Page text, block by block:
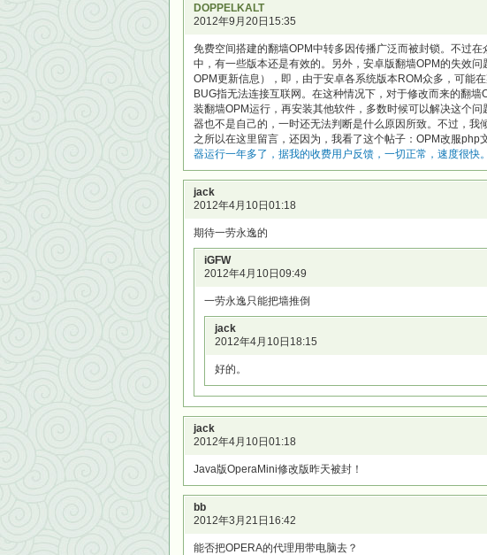
DOPPELKALT
2012年9月20日15:35
免费空间搭建的翻墙OPM中转多因传播广泛而被封锁。不过
中，有一些版本还是有效的。另外，安卓版翻墙OPM的失效
OPM更新信息），即，由于安卓各系统版本ROM众多，可能
BUG指无法连接互联网。在这种情况下，对于修改而来的翻
装翻墙OPM运行，再安装其他软件，多数时候可以解决这个
器也不是自己的，一时还无法判断是什么原因所致。不过，我
之所以在这里留言，还因为，我看了这个帖子：OPM改服php
器运行一年多了，据我的收费用户反馈，一切正常，速度很快。
jack
2012年4月10日01:18
期待一劳永逸的
iGFW
2012年4月10日09:49
一劳永逸只能把墙推倒
jack
2012年4月10日18:15
好的。
jack
2012年4月10日01:18
Java版OperaMini修改版昨天被封！
bb
2012年3月21日16:42
能否把OPERA的代理用带电脑去？